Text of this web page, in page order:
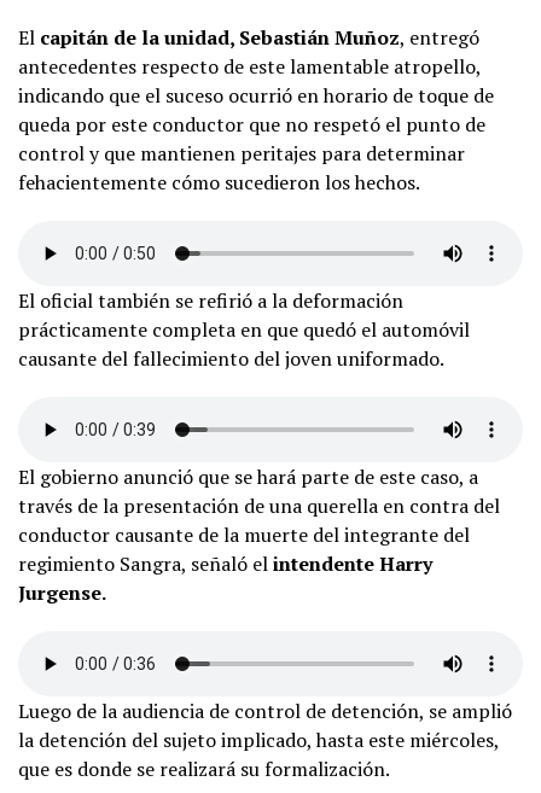
El capitán de la unidad, Sebastián Muñoz, entregó
antecedentes respecto de este lamentable atropello,
indicando que el suceso ocurrió en horario de toque de
queda por este conductor que no respetó el punto de
control y que mantienen peritajes para determinar
fehacientemente cómo sucedieron los hechos.
El oficial también se refirió a la deformación
prácticamente completa en que quedó el automóvil
causante del fallecimiento del joven uniformado.
El gobierno anunció que se hará parte de este caso, a
través de la presentación de una querella en contra del
conductor causante de la muerte del integrante del
regimiento Sangra, señaló elintendente Harry
Jurgense.
Luego de la audiencia de control de detención, se amplió
la detención del sujeto implicado, hasta este miércoles,
que es donde se realizará su formalización.